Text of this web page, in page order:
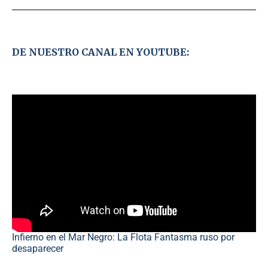
DE NUESTRO CANAL EN YOUTUBE:
Infierno en el Mar Negro: La Flota Fantasma ruso por
desaparecer